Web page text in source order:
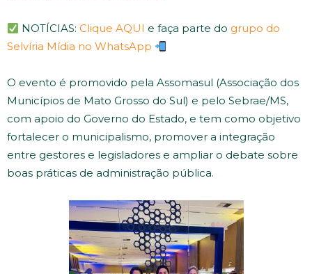
NOTÍCIAS: Clique AQUI e faça parte do grupo do
Selvíria Mídia no WhatsApp
O evento é promovido pela Assomasul (Associação dos
Municípios de Mato Grosso do Sul) e pelo Sebrae/MS,
com apoio do Governo do Estado, e tem como objetivo
fortalecer o municipalismo, promover a integração
entre gestores e legisladores e ampliar o debate sobre
boas práticas de administração pública.